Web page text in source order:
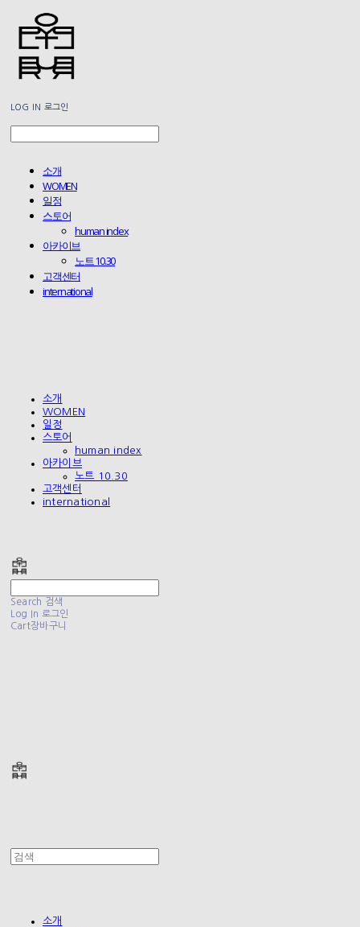
LOG IN 로그인
소개
WOMEN
일정
스토어
human index
아카이브
노트 10.30
고객센터
international
소개
WOMEN
일정
스토어
human index
아카이브
노트 10.30
고객센터
international
Search 검색
Log In 로그인
Cart장바구니
소개